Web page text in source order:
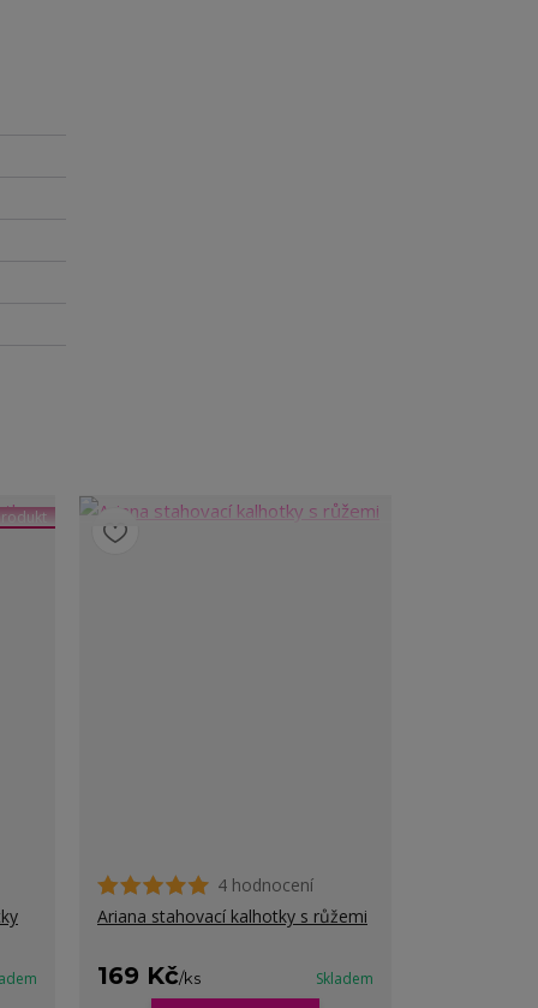
4 hodnocení
Ariana stahovací kalhotky s růžemi
169 Kč/ks Skladem